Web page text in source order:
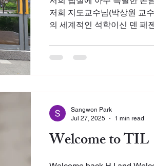
저희 지도교수님(박상원 교
의 세계적인 석학이신 덴 페
Welcome to TIL
Sangwon Park
Jul 27, 2025
1 min read